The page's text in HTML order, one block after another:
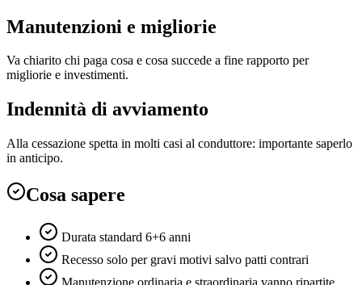
Manutenzioni e migliorie
Va chiarito chi paga cosa e cosa succede a fine rapporto per
migliorie e investimenti.
Indennità di avviamento
Alla cessazione spetta in molti casi al conduttore: importante saperlo
in anticipo.
Cosa sapere
Durata standard 6+6 anni
Recesso solo per gravi motivi salvo patti contrari
Manutenzione ordinaria e straordinaria vanno ripartite